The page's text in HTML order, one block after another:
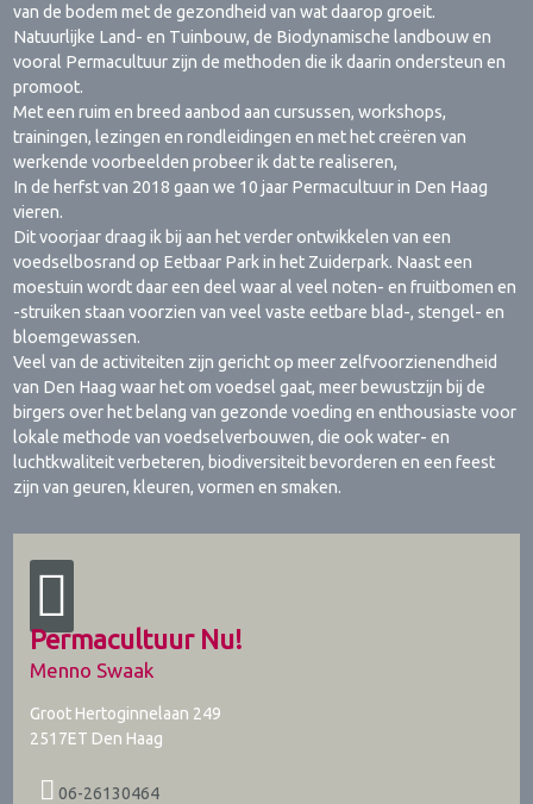
van de bodem met de gezondheid van wat daarop groeit.
Natuurlijke Land- en Tuinbouw, de Biodynamische landbouw en
vooral Permacultuur zijn de methoden die ik daarin ondersteun en
promoot.
Met een ruim en breed aanbod aan cursussen, workshops,
trainingen, lezingen en rondleidingen en met het creëren van
werkende voorbeelden probeer ik dat te realiseren,
In de herfst van 2018 gaan we 10 jaar Permacultuur in Den Haag
vieren.
Dit voorjaar draag ik bij aan het verder ontwikkelen van een
voedselbosrand op Eetbaar Park in het Zuiderpark. Naast een
moestuin wordt daar een deel waar al veel noten- en fruitbomen en
-struiken staan voorzien van veel vaste eetbare blad-, stengel- en
bloemgewassen.
Veel van de activiteiten zijn gericht op meer zelfvoorzienendheid
van Den Haag waar het om voedsel gaat, meer bewustzijn bij de
birgers over het belang van gezonde voeding en enthousiaste voor
lokale methode van voedselverbouwen, die ook water- en
luchtkwaliteit verbeteren, biodiversiteit bevorderen en een feest
zijn van geuren, kleuren, vormen en smaken.
Permacultuur Nu!
Menno Swaak
Groot Hertoginnelaan 249
2517ET Den Haag
06-26130464